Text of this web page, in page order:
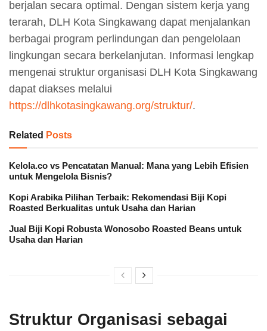
berjalan secara optimal. Dengan sistem kerja yang
terarah, DLH Kota Singkawang dapat menjalankan
berbagai program perlindungan dan pengelolaan
lingkungan secara berkelanjutan. Informasi lengkap
mengenai struktur organisasi DLH Kota Singkawang
dapat diakses melalui
https://dlhkotasingkawang.org/struktur/.
Related Posts
Kelola.co vs Pencatatan Manual: Mana yang Lebih Efisien
untuk Mengelola Bisnis?
Kopi Arabika Pilihan Terbaik: Rekomendasi Biji Kopi
Roasted Berkualitas untuk Usaha dan Harian
Jual Biji Kopi Robusta Wonosobo Roasted Beans untuk
Usaha dan Harian
Struktur Organisasi sebagai